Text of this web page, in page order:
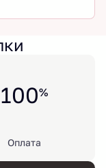
100%
Оплата